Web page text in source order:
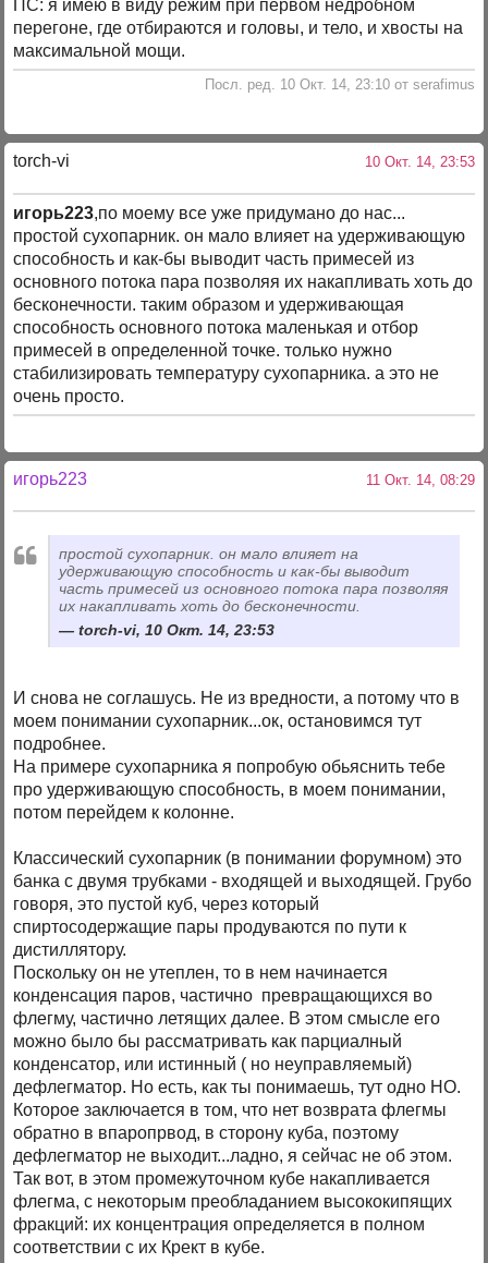
ПС: я имею в виду режим при первом недробном
перегоне, где отбираются и головы, и тело, и хвосты на
максимальной мощи.
Посл. ред. 10 Окт. 14, 23:10 от serafimus
torch-vi 10 Окт. 14, 23:53
игорь223,по моему все уже придумано до нас...
простой сухопарник. он мало влияет на удерживающую
способность и как-бы выводит часть примесей из
основного потока пара позволяя их накапливать хоть до
бесконечности. таким образом и удерживающая
способность основного потока маленькая и отбор
примесей в определенной точке. только нужно
стабилизировать температуру сухопарника. а это не
очень просто.
игорь223 11 Окт. 14, 08:29
простой сухопарник. он мало влияет на
удерживающую способность и как-бы выводит
часть примесей из основного потока пара позволяя
их накапливать хоть до бесконечности.
torch-vi, 10 Окт. 14, 23:53
И снова не соглашусь. Не из вредности, а потому что в
моем понимании сухопарник...ок, остановимся тут
подробнее.
На примере сухопарника я попробую обьяснить тебе
про удерживающую способность, в моем понимании,
потом перейдем к колонне.
Классический сухопарник (в понимании форумном) это
банка с двумя трубками - входящей и выходящей. Грубо
говоря, это пустой куб, через который
спиртосодержащие пары продуваются по пути к
дистиллятору.
Поскольку он не утеплен, то в нем начинается
конденсация паров, частично превращающихся во
флегму, частично летящих далее. В этом смысле его
можно было бы рассматривать как парциалный
конденсатор, или истинный ( но неуправляемый)
дефлегматор. Но есть, как ты понимаешь, тут одно НО.
Которое заключается в том, что нет возврата флегмы
обратно в впаропрвод, в сторону куба, поэтому
дефлегматор не выходит...ладно, я сейчас не об этом.
Так вот, в этом промежуточном кубе накапливается
флегма, с некоторым преобладанием высококипящих
фракций: их концентрация определяется в полном
соответствии с их Крект в кубе.